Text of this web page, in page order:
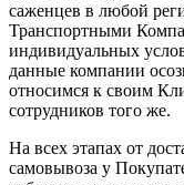
саженцев в любой
Транспортными
индивидуальных
данные компании
относимся к своим
сотрудников того же.
На всех этапах от
самовывоза у